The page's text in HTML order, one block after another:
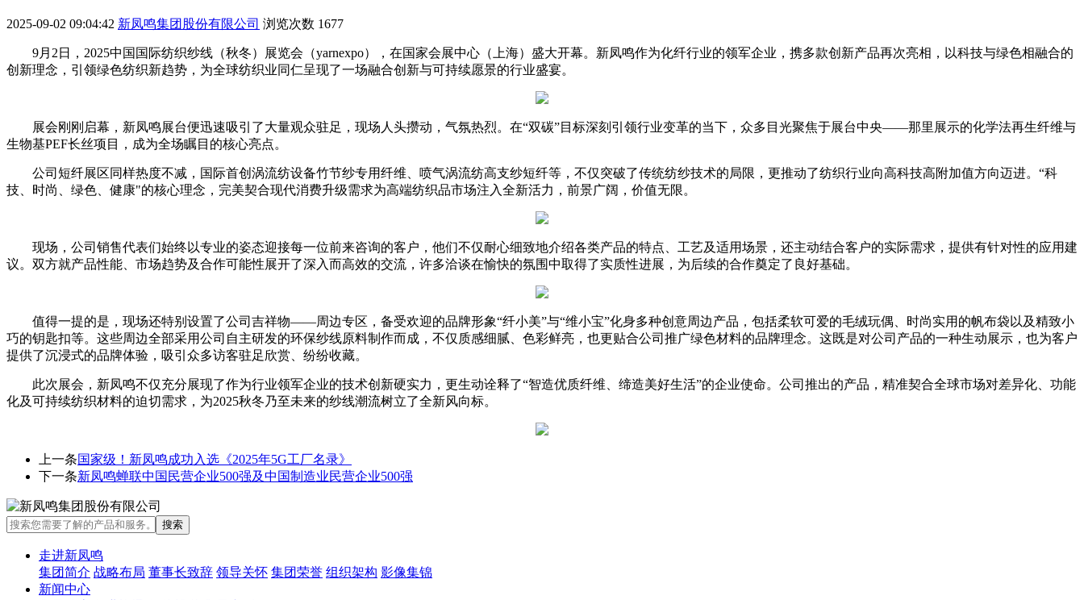
2025-09-02 09:04:42 新凤鸣集团股份有限公司 浏览次数 1677
9月2日，2025中国国际纺织纱线（秋冬）展览会（yarnexpo），在国家会展中心（上海）盛大开幕。新凤鸣作为化纤行业的领军企业，携多款创新产品再次亮相，以科技与绿色相融合的
创新理念，引领绿色纺织新趋势，为全球纺织业同仁呈现了一场融合创新与可持续愿景的行业盛宴。
展会刚刚启幕，新凤鸣展台便迅速吸引了大量观众驻足，现场人头攒动，气氛热烈。在“双碳”目标深刻引领行业变革的当下，众多目光聚焦于展台中央——那里展示的化学法再生纤维与
生物基PEF长丝项目，成为全场瞩目的核心亮点。
公司短纤展区同样热度不减，国际首创涡流纺设备竹节纱专用纤维、喷气涡流纺高支纱短纤等，不仅突破了传统纺纱技术的局限，更推动了纺织行业向高科技高附加值方向迈进。“科
技、时尚、绿色、健康"的核心理念，完美契合现代消费升级需求为高端纺织品市场注入全新活力，前景广阔，价值无限。
现场，公司销售代表们始终以专业的姿态迎接每一位前来咨询的客户，他们不仅耐心细致地介绍各类产品的特点、工艺及适用场景，还主动结合客户的实际需求，提供有针对性的应用建
议。双方就产品性能、市场趋势及合作可能性展开了深入而高效的交流，许多洽谈在愉快的氛围中取得了实质性进展，为后续的合作奠定了良好基础。
值得一提的是，现场还特别设置了公司吉祥物——周边专区，备受欢迎的品牌形象“纤小美”与“维小宝”化身多种创意周边产品，包括柔软可爱的毛绒玩偶、时尚实用的帆布袋以及精致小
巧的钥匙扣等。这些周边全部采用公司自主研发的环保纱线原料制作而成，不仅质感细腻、色彩鲜亮，也更贴合公司推广绿色材料的品牌理念。这既是对公司产品的一种生动展示，也为客户
提供了沉浸式的品牌体验，吸引众多访客驻足欣赏、纷纷收藏。
此次展会，新凤鸣不仅充分展现了作为行业领军企业的技术创新硬实力，更生动诠释了“智造优质纤维、缔造美好生活”的企业使命。公司推出的产品，精准契合全球市场对差异化、功能
化及可持续纺织材料的迫切需求，为2025秋冬乃至未来的纱线潮流树立了全新风向标。
上一条国家级！新凤鸣成功入选《2025年5G工厂名录》
下一条新凤鸣蝉联中国民营企业500强及中国制造业民营企业500强
走进新凤鸣
集团简介 战略布局 董事长致辞 领导关怀 集团荣誉 组织架构 影像集锦
新闻中心